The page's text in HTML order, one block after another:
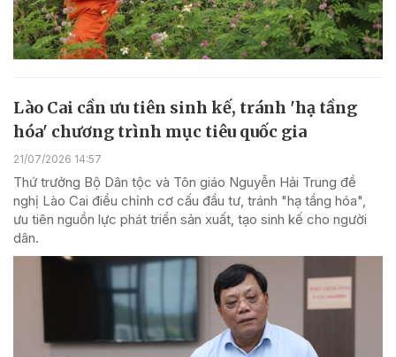
Lào Cai cần ưu tiên sinh kế, tránh 'hạ tầng
hóa' chương trình mục tiêu quốc gia
21/07/2026 14:57
Thứ trưởng Bộ Dân tộc và Tôn giáo Nguyễn Hải Trung đề
nghị Lào Cai điều chỉnh cơ cấu đầu tư, tránh "hạ tầng hóa",
ưu tiên nguồn lực phát triển sản xuất, tạo sinh kế cho người
dân.